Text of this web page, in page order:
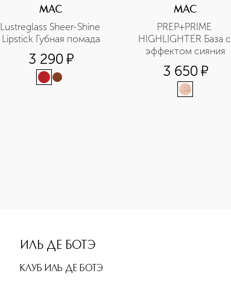
MAC
Lustreglass Sheer-Shine
Lipstick Губная помада
3 290¤
MAC
PREP+PRIME
HIGHLIGHTER База с
эффектом сияния
3 650¤
ИЛЬ ДЕ БОТЭ
КЛУБ ИЛЬ ДЕ БОТЭ